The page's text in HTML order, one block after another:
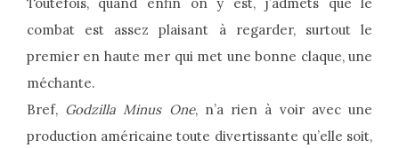
combat est assez plaisant à regarder, surtout le
premier en haute mer qui met une bonne claque, une
méchante.
Bref, Godzilla Minus One, n’a rien à voir avec une
production américaine toute divertissante qu’elle soit,